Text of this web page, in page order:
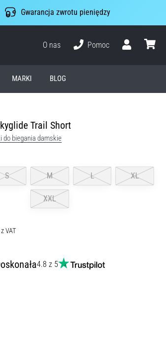
Gwarancja zwrotu pieniędzy
O nas
Pomoc
MARKI BLOG
Trail Short
do biegania damskie
S M L XL
XXL
z VAT
4.8 z 5